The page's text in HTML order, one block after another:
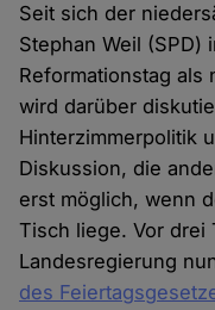
Seit sich der
Stephan Weil (SPD)
Reformationstag als
wird darüber
Hinterzimmerpolitik
Diskussion, die
erst möglich, wenn
Tisch liege. Vor drei
Landesregierung
des